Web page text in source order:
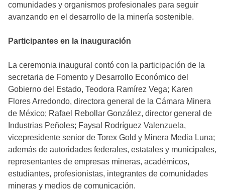
comunidades y organismos profesionales para seguir
avanzando en el desarrollo de la minería sostenible.
Participantes en la inauguración
La ceremonia inaugural contó con la participación de la
secretaria de Fomento y Desarrollo Económico del
Gobierno del Estado, Teodora Ramírez Vega; Karen
Flores Arredondo, directora general de la Cámara Minera
de México; Rafael Rebollar González, director general de
Industrias Peñoles; Faysal Rodríguez Valenzuela,
vicepresidente senior de Torex Gold y Minera Media Luna;
además de autoridades federales, estatales y municipales,
representantes de empresas mineras, académicos,
estudiantes, profesionistas, integrantes de comunidades
mineras y medios de comunicación.